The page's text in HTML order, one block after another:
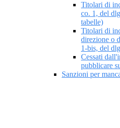
Titolari di
co. 1, del
tabelle)
Titolari di
direzione o
1-bis, del
Cessati
pubblicare
Sanzioni per